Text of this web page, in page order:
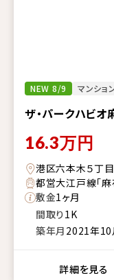
NEW 8/9 マンショ
ザ・パークハビオ
16.3万円
港区六本木５丁目
都営大江戸線「
敷金1ヶ月
間取り1K
築年月 2021年10
詳細を見る